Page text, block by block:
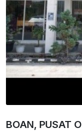
BOAN, PUSAT